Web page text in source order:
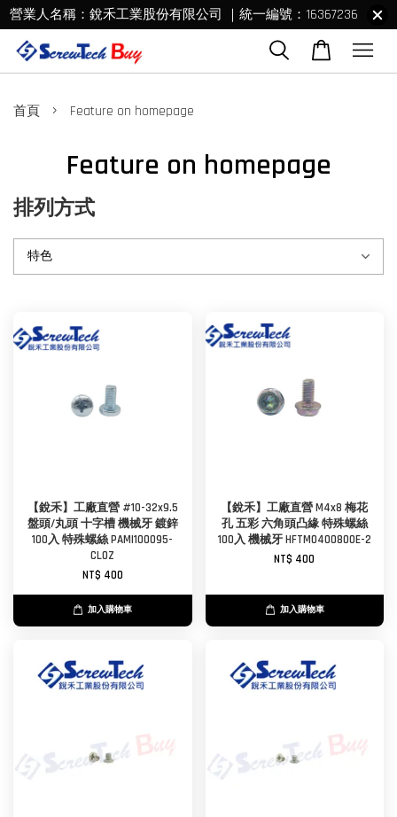
營業人名稱：銳禾工業股份有限公司 ｜統一編號：16367236
首頁 › Feature on homepage
Feature on homepage
排列方式
【銳禾】工廠直營 #10-32x9.5
盤頭/丸頭 十字槽 機械牙 鍍鋅
100入 特殊螺絲 PAMI100095-
CL0Z
NT$ 400
加入購物車
【銳禾】工廠直營 M4x8 梅花
孔 五彩 六角頭凸緣 特殊螺絲
100入 機械牙 HFTM0400800E-2
NT$ 400
加入購物車